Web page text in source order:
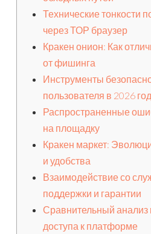
Технические тонкости
через ТОР браузер
Кракен онион: Как
от фишинга
Инструменты
пользователя в 2026
Распространенные
на площадку
Кракен маркет:
и удобства
Взаимодействие со
поддержки и гарантии
Сравнительный анализ
доступа к платформе